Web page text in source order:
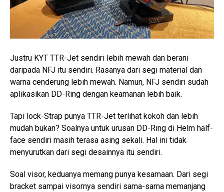
Justru KYT TTR-Jet sendiri lebih mewah dan berani
daripada NFJ itu sendiri. Rasanya dari segi material dan
warna cenderung lebih mewah. Namun, NFJ sendiri sudah
aplikasikan DD-Ring dengan keamanan lebih baik.
Tapi lock-Strap punya TTR-Jet terlihat kokoh dan lebih
mudah bukan? Soalnya untuk urusan DD-Ring di Helm half-
face sendiri masih terasa asing sekali. Hal ini tidak
menyurutkan dari segi desainnya itu sendiri.
Soal visor, keduanya memang punya kesamaan. Dari segi
bracket sampai visornya sendiri sama-sama memanjang